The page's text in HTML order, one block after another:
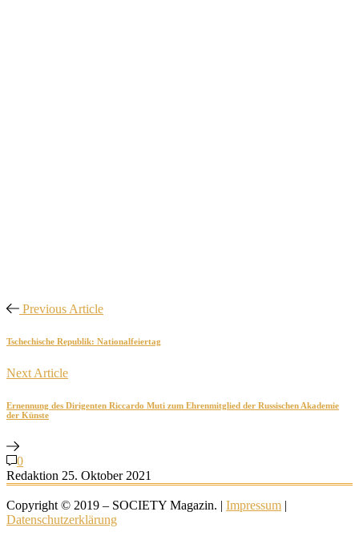
Previous Article
Tschechische Republik: Nationalfeiertag
Next Article
Ernennung des Dirigenten Riccardo Muti zum Ehrenmitglied der Russischen Akademie
der Künste
0
Redaktion 25. Oktober 2021
Copyright © 2019 – SOCIETY Magazin. | Impressum |
Datenschutzerklärung